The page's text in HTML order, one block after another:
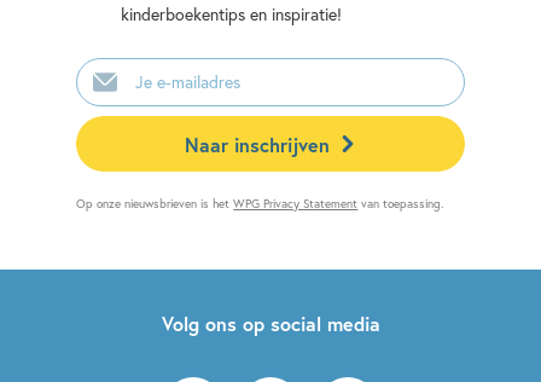
kinderboekentips en inspiratie!
E-
mailadres
Naar inschrijven
Op onze nieuwsbrieven is hetWPG Privacy Statement van toepassing.
Volg ons op social media